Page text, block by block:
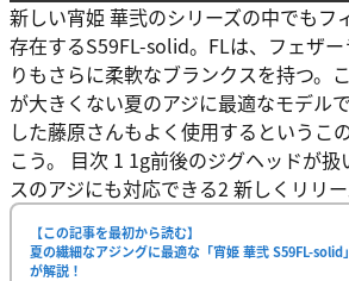
新しい宵姫 華弐のシリーズの中でもフ
存在するS59FL-solid。FLは、フェザ
りもさらに柔軟なブランクスを持つ。
が大きくない夏のアジに最適なモデル
した藤原さんもよく使用するというこ
こう。 目次 1 1g前後のジグヘッドが
スのアジにも対応できる2 新しくリリ
【この記事を最初から読む】
夏の繊細なアジングに最適な「宵姫 華弐 S59FL-
が解説！